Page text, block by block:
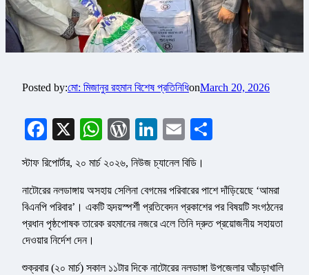
Posted by:মো: মিজানুর রহমান বিশেষ প্রতিনিধিonMarch 20, 2026
Facebook
X WhatsApp
WordPress
LinkedIn
Email
স্টাফ রিপোর্টার, ২০ মার্চ ২০২৬, নিউজ চ্যানেল বিডি।
নাটোরের নলডাঙ্গায় অসহায় সেলিনা বেগমের পরিবারের পাশে দাঁড়িয়েছে ‘আমরা
বিএনপি পরিবার’। একটি হৃদয়স্পর্শী প্রতিবেদন প্রকাশের পর বিষয়টি সংগঠনের
প্রধান পৃষ্ঠপোষক তারেক রহমানের নজরে এলে তিনি দ্রুত প্রয়োজনীয় সহায়তা
দেওয়ার নির্দেশ দেন।
শুক্রবার (২০ মার্চ) সকাল ১১টার দিকে নাটোরের নলডাঙ্গা উপজেলার আঁচড়াখালি